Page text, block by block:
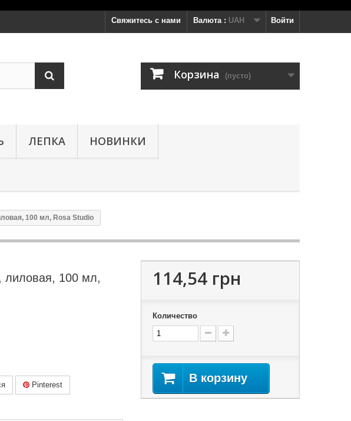
Войти
Валюта : UAH
Свяжитесь с нами
Корзина (пусто)
ЛЕПКА НОВИНКИ
100 мл, Rosa Studio
лиловая, 100 мл,
Pinterest
114,54 грн
Количество
В корзину